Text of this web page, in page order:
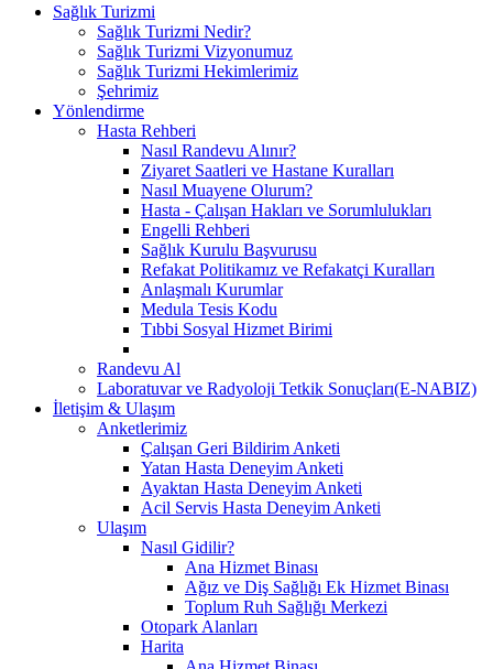
Sağlık Turizmi
Sağlık Turizmi Nedir?
Sağlık Turizmi Vizyonumuz
Sağlık Turizmi Hekimlerimiz
Şehrimiz
Yönlendirme
Hasta Rehberi
Nasıl Randevu Alınır?
Ziyaret Saatleri ve Hastane Kuralları
Nasıl Muayene Olurum?
Hasta - Çalışan Hakları ve Sorumlulukları
Engelli Rehberi
Sağlık Kurulu Başvurusu
Refakat Politikamız ve Refakatçi Kuralları
Anlaşmalı Kurumlar
Medula Tesis Kodu
Tıbbi Sosyal Hizmet Birimi
Randevu Al
Laboratuvar ve Radyoloji Tetkik Sonuçları(E-NABIZ)
İletişim & Ulaşım
Anketlerimiz
Çalışan Geri Bildirim Anketi
Yatan Hasta Deneyim Anketi
Ayaktan Hasta Deneyim Anketi
Acil Servis Hasta Deneyim Anketi
Ulaşım
Nasıl Gidilir?
Ana Hizmet Binası
Ağız ve Diş Sağlığı Ek Hizmet Binası
Toplum Ruh Sağlığı Merkezi
Otopark Alanları
Harita